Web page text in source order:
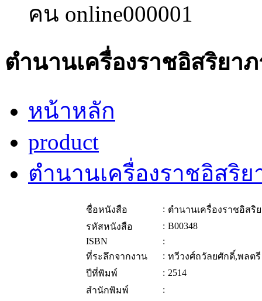
คน online000001
ตำนานเครื่องราชอิสริยา
หน้าหลัก
product
ตำนานเครื่องราชอิสริ
ชื่อหนังสือ : ตำนานเครื่องราชอิสริ
รหัสหนังสือ
: B00348
ISBN
:
ที่ระลึกจากงาน
: ทวีวงศ์ถวัลยศักดิ์,พลต
ปีที่พิมพ์
: 2514
สำนักพิมพ์
: